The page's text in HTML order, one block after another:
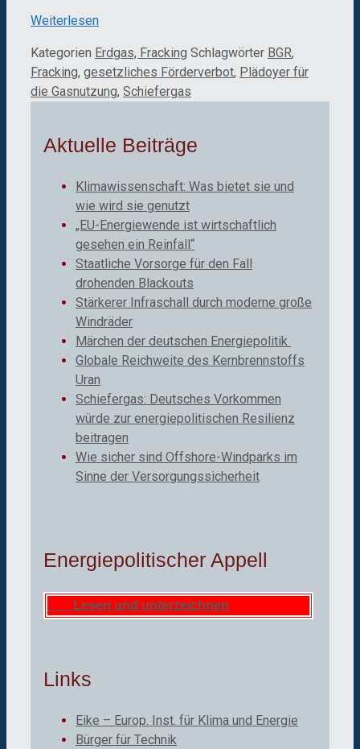
Weiterlesen
Kategorien Erdgas, Fracking Schlagwörter BGR,
Fracking, gesetzliches Förderverbot, Plädoyer für
die Gasnutzung, Schiefergas
Aktuelle Beiträge
Klimawissenschaft: Was bietet sie und
wie wird sie genutzt
„EU-Energiewende ist wirtschaftlich
gesehen ein Reinfall“
Staatliche Vorsorge für den Fall
drohenden Blackouts
Stärkerer Infraschall durch moderne große
Windräder
Märchen der deutschen Energiepolitik
Globale Reichweite des Kernbrennstoffs
Uran
Schiefergas: Deutsches Vorkommen
würde zur energiepolitischen Resilienz
beitragen
Wie sicher sind Offshore-Windparks im
Sinne der Versorgungssicherheit
Energiepolitischer Appell
Lesen und unterzeichnen
Links
Eike – Europ. Inst. für Klima und Energie
Bürger für Technik